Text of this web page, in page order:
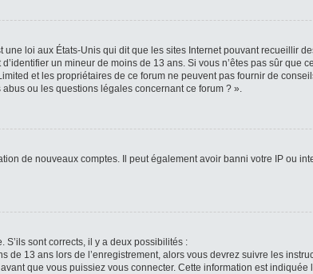
une loi aux États-Unis qui dit que les sites Internet pouvant recueillir
un mineur de moins de 13 ans. Si vous n’êtes pas sûr
et les propriétaires de ce forum ne peuvent pas fournir de
ou les questions légales concernant ce forum ? ».
de nouveaux comptes. Il peut également avoir banni votre IP ou
S’ils sont corrects, il y a deux possibilités :
de 13 ans lors de l’enregistrement, alors vous devrez suivre les
que vous puissiez vous connecter. Cette information est